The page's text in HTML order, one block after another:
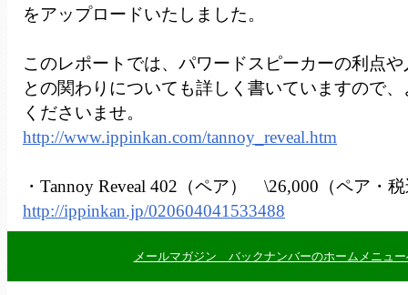
をアップロードいたしました。
このレポートでは、パワードスピーカーの利点
との関わりについても詳しく書いていますので
くださいませ。
http://www.ippinkan.com/tannoy_reveal.htm
・Tannoy Reveal 402（ペア） \26,000（ペア・
http://ippinkan.jp/020604041533488
メールマガジン バックナンバーのホームメニュー